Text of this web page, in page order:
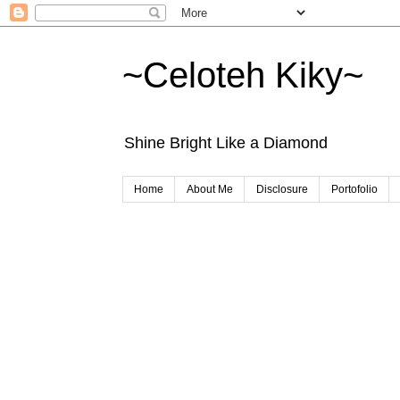
~Celoteh Kiky~
Shine Bright Like a Diamond
Home About Me Disclosure Portofolio